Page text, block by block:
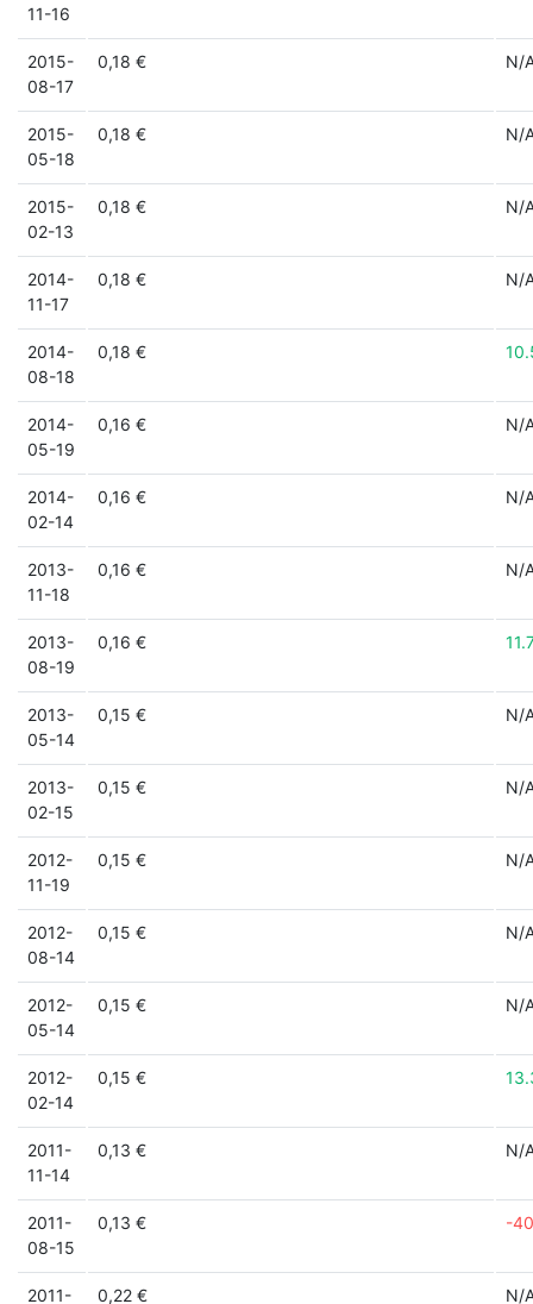
11-16
2015-
08-17
0,18 € N/
2015-
05-18
0,18 € N/
2015-
02-13
0,18 € N/
2014-
11-17
0,18 € N/
2014-
08-18
0,18 €
2014-
05-19
0,16 € N/
2014-
02-14
0,16 € N/
2013-
11-18
0,16 € N/
2013-
08-19
0,16 €
2013-
05-14
0,15 € N/
2013-
02-15
0,15 € N/
2012-
11-19
0,15 € N/
2012-
08-14
0,15 € N/
2012-
05-14
0,15 € N/
2012-
02-14
0,15 €
2011-
11-14
0,13 € N/
2011-
08-15
0,13 € -
2011- 0,22 € N/